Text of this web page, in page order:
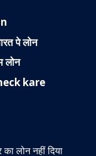
पे लोन
लोन
kare
लोन नहीं दिया